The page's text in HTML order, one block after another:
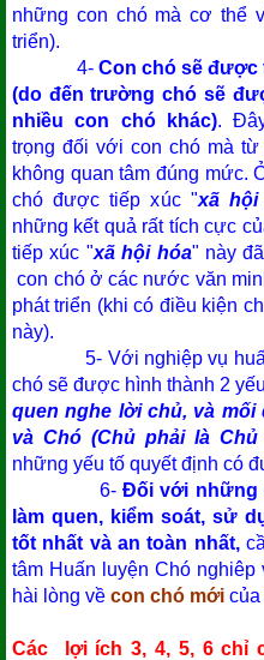
những con chó mà cơ thể
triển).
4- Con chó sẽ được
(do đến trường chó sẽ
nhiều con chó khác).
trọng đối với con chó mà
không quan tâm đúng mức.
chó được tiếp xúc "xã hội
những kết quả rất tích cực
tiếp xúc "xã hội hóa" này
con chó ở các nước văn
phát triển (khi có điều kiện
này).
5- Với nghiệp vụ huấn
chó sẽ được hình thành 2
quen nghe lời chủ, và
và Chó (Chủ phải là
những yếu tố quyết định có
6-Đối với những
làm quen, kiểm soát, sử
tốt nhất và an toàn nhất,
tâm Huấn luyện Chó nghiêp
hài lòng về con chó mới của
Các lợi ích 3, 4, 5, 6 chỉ